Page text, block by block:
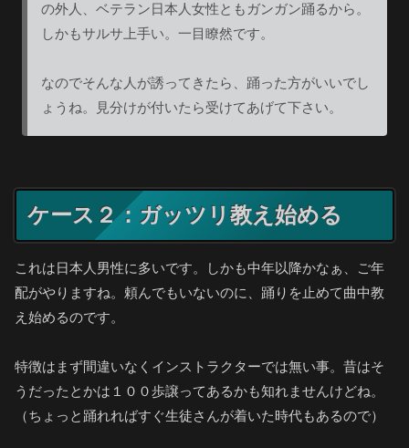
の外人、ベテラン日本人女性ともガンガン踊るから。
しかもサルサ上手い。一目瞭然です。
なのでそんな人が誘ってきたら、踊った方がいいでし
ょうね。見分けが付いたら受けてあげて下さい。
ケース２：ガッツリ教え始める
これは日本人男性に多いです。しかも中年以降かなぁ、ご年
配がやりますね。頼んでもいないのに、踊りを止めて曲中教
え始めるのです。
特徴はまず間違いなくインストラクターでは無い事。昔はそ
うだったとかは１００歩譲ってあるかも知れませんけどね。
（ちょっと踊れればすぐ生徒さんが着いた時代もあるので）